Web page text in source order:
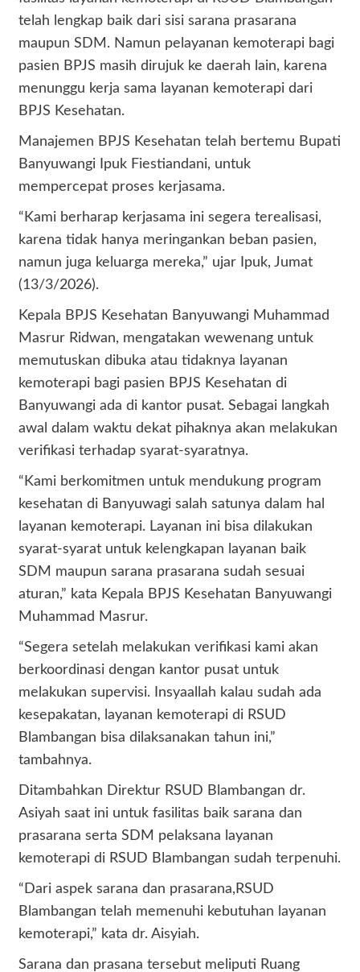
telah lengkap baik dari sisi sarana prasarana
maupun SDM. Namun pelayanan kemoterapi bagi
pasien BPJS masih dirujuk ke daerah lain, karena
menunggu kerja sama layanan kemoterapi dari
BPJS Kesehatan.
Manajemen BPJS Kesehatan telah bertemu Bupati
Banyuwangi Ipuk Fiestiandani, untuk
mempercepat proses kerjasama.
“Kami berharap kerjasama ini segera terealisasi,
karena tidak hanya meringankan beban pasien,
namun juga keluarga mereka,” ujar Ipuk, Jumat
(13/3/2026).
Kepala BPJS Kesehatan Banyuwangi Muhammad
Masrur Ridwan, mengatakan wewenang untuk
memutuskan dibuka atau tidaknya layanan
kemoterapi bagi pasien BPJS Kesehatan di
Banyuwangi ada di kantor pusat. Sebagai langkah
awal dalam waktu dekat pihaknya akan melakukan
verifikasi terhadap syarat-syaratnya.
“Kami berkomitmen untuk mendukung program
kesehatan di Banyuwagi salah satunya dalam hal
layanan kemoterapi. Layanan ini bisa dilakukan
syarat-syarat untuk kelengkapan layanan baik
SDM maupun sarana prasarana sudah sesuai
aturan,” kata Kepala BPJS Kesehatan Banyuwangi
Muhammad Masrur.
“Segera setelah melakukan verifikasi kami akan
berkoordinasi dengan kantor pusat untuk
melakukan supervisi. Insyaallah kalau sudah ada
kesepakatan, layanan kemoterapi di RSUD
Blambangan bisa dilaksanakan tahun ini,”
tambahnya.
Ditambahkan Direktur RSUD Blambangan dr.
Asiyah saat ini untuk fasilitas baik sarana dan
prasarana serta SDM pelaksana layanan
kemoterapi di RSUD Blambangan sudah terpenuhi.
“Dari aspek sarana dan prasarana,RSUD
Blambangan telah memenuhi kebutuhan layanan
kemoterapi,” kata dr. Aisyiah.
Sarana dan prasana tersebut meliputi Ruang